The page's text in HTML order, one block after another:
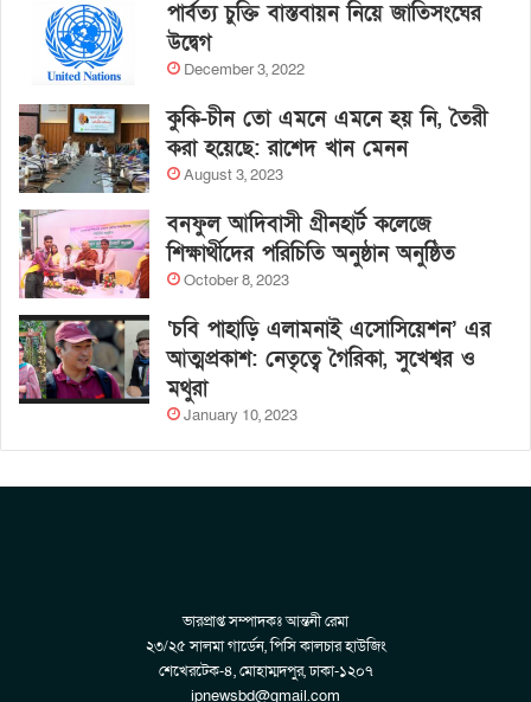
পার্বত্য চুক্তি বাস্তবায়ন নিয়ে জাতিসংঘের
উদ্বেগ
December 3, 2022
কুকি-চীন তো এমনে এমনে হয় নি, তৈরী
করা হয়েছে: রাশেদ খান মেনন
August 3, 2023
বনফুল আদিবাসী গ্রীনহার্ট কলেজে
শিক্ষার্থীদের পরিচিতি অনুষ্ঠান অনুষ্ঠিত
October 8, 2023
‘চবি পাহাড়ি এলামনাই এসোসিয়েশন’ এর
আত্মপ্রকাশ: নেতৃত্বে গৈরিকা, সুখেশ্বর ও
মথুরা
January 10, 2023
ভারপ্রাপ্ত সম্পাদকঃ আন্তনী রেমা
২৩/২৫ সালমা গার্ডেন, পিসি কালচার হাউজিং
শেখেরটেক-৪, মোহাম্মদপুর, ঢাকা-১২০৭
ipnewsbd@gmail.com